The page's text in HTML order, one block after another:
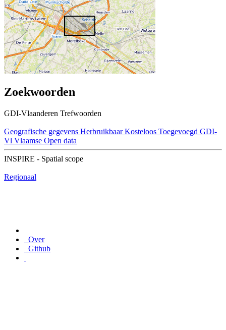
Zoekwoorden
GDI-Vlaanderen Trefwoorden
Geografische gegevens Herbruikbaar Kosteloos Toegevoegd GDI-
Vl Vlaamse Open data
INSPIRE - Spatial scope
Regionaal
Over
Github